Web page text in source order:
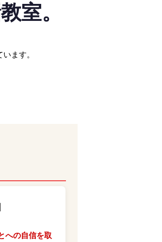
室。
ます。
への自信を取